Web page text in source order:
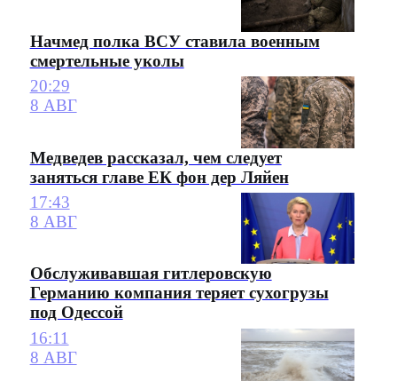
Начмед полка ВСУ ставила военным
смертельные уколы
20:29
8 АВГ
Медведев рассказал, чем следует
заняться главе ЕК фон дер Ляйен
17:43
8 АВГ
Обслуживавшая гитлеровскую
Германию компания теряет сухогрузы
под Одессой
16:11
8 АВГ